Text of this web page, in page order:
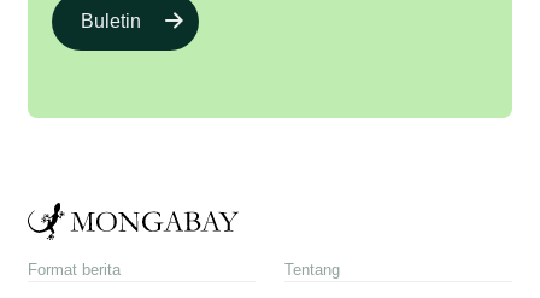
Buletin
Format berita Tentang